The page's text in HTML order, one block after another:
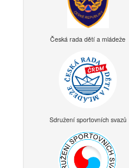
Česká rada dětí a mládeže
Sdružení sportovních svazů